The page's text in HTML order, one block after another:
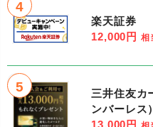
4
楽天証券
12,000円 相
5
三井住友カ
ンバーレス）
13,000円